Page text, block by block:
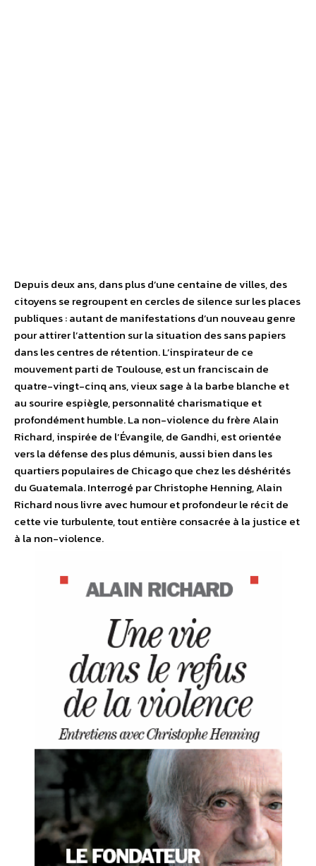
Depuis deux ans, dans plus d’une centaine de villes, des
citoyens se regroupent en cercles de silence sur les places
publiques : autant de manifestations d’un nouveau genre
pour attirer l’attention sur la situation des sans papiers
dans les centres de rétention. L’inspirateur de ce
mouvement parti de Toulouse, est un franciscain de
quatre-vingt-cinq ans, vieux sage à la barbe blanche et
au sourire espiègle, personnalité charismatique et
profondément humble. La non-violence du frère Alain
Richard, inspirée de l’Évangile, de Gandhi, est orientée
vers la défense des plus démunis, aussi bien dans les
quartiers populaires de Chicago que chez les déshérités
du Guatemala. Interrogé par Christophe Henning, Alain
Richard nous livre avec humour et profondeur le récit de
cette vie turbulente, tout entière consacrée à la justice et
à la non-violence.